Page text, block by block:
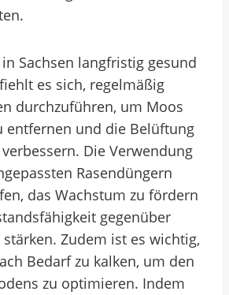
Sachsen langfristig gesund
es sich, regelmäßig
durchzuführen, um Moos
entfernen und die Belüftung
Die Verwendung
Rasendüngern
das Wachstum zu fördern
gegenüber
Zudem ist es wichtig,
Bedarf zu kalken, um den
zu optimieren. Indem